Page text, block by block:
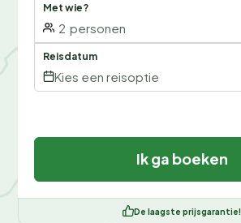
Met wie?
2 personen
Reisdatum
Kies een reisoptie
Ik ga boeken
De laagste prijsgarantie!